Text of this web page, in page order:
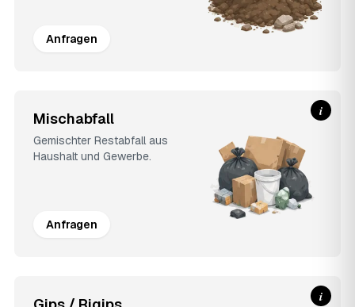
Anfragen
Mischabfall
Gemischter Restabfall aus
Haushalt und Gewerbe.
Anfragen
i
i